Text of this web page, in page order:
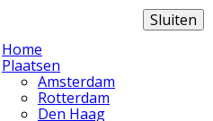
Home
Plaatsen
Amsterdam
Rotterdam
Den Haag
Sluiten